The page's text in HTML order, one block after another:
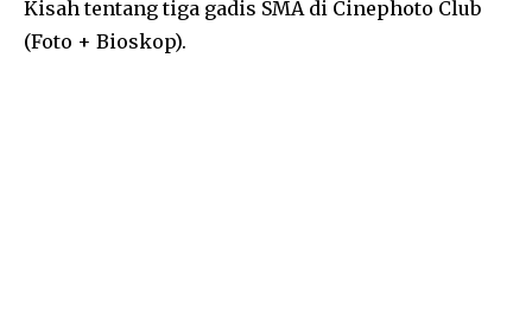
Kisah tentang tiga gadis SMA di Cinephoto Club
(Foto + Bioskop).